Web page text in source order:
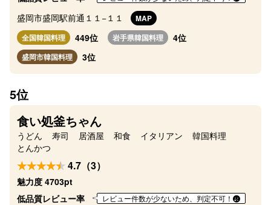
盛岡市盛岡駅前通１１−１１
MAP
全国韓国料理
449位 岩手県韓国料理 4位
盛岡市韓国料理 3位
5位
食い処釜ちゃん
うどん 寿司 居酒屋 和食 イタリアン
韓国料理
とんかつ
4.7（3）
魅力度 4703pt
低品質レビュー率
レビュー件数が少ないため、判定不可！